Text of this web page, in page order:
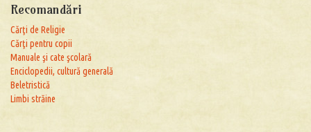
Recomandări
Cărţi de Religie
Cărţi pentru copii
Manuale şi cate şcolară
Enciclopedii, cultură generală
Beletristică
Limbi străine